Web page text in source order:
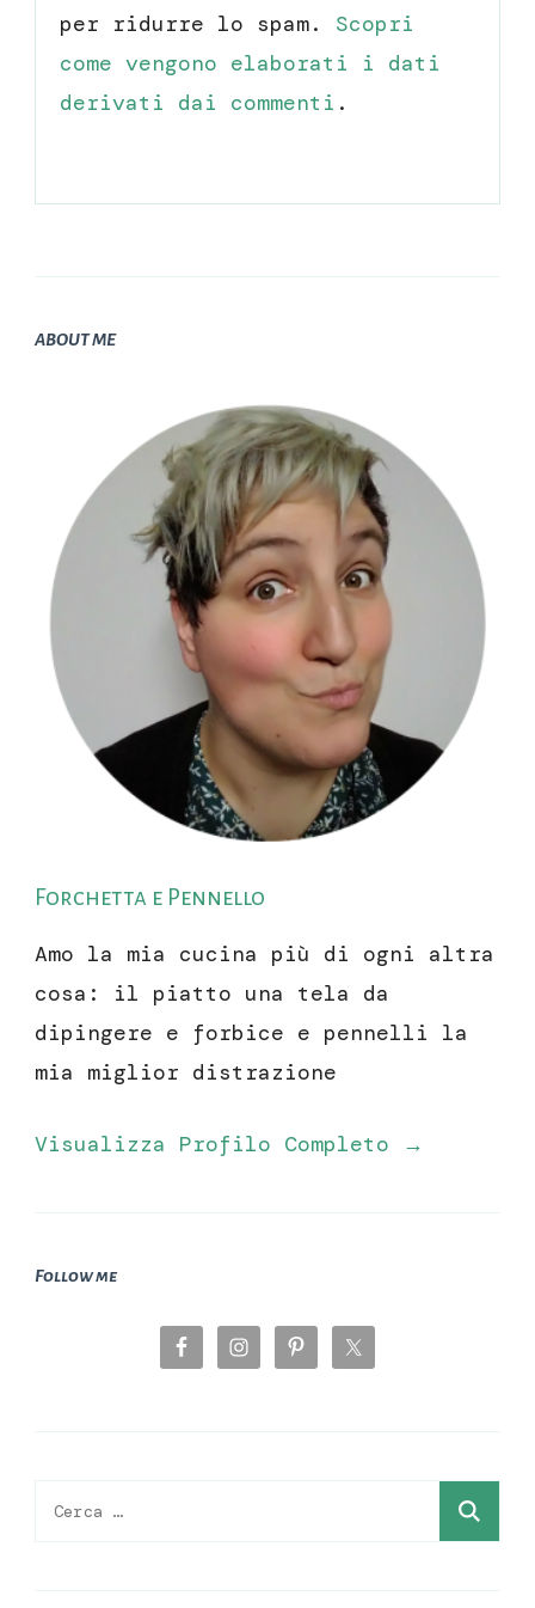
per ridurre lo spam. Scopri
come vengono elaborati i dati
derivati dai commenti .
ABOUT ME
Forchetta e Pennello
Amo la mia cucina più di ogni altra
cosa: il piatto una tela da
dipingere e forbice e pennelli la
mia miglior distrazione
Visualizza Profilo Completo →
Follow me
Ricerca